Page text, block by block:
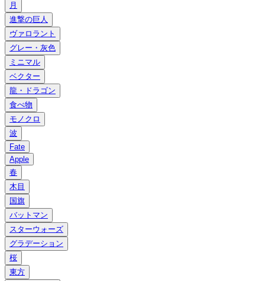
月
進撃の巨人
ヴァロラント
グレー・灰色
ミニマル
ベクター
龍・ドラゴン
食べ物
モノクロ
波
Fate
Apple
春
木目
国旗
バットマン
スターウォーズ
グラデーション
桜
東方